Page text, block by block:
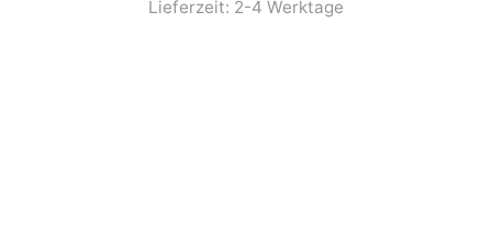
Lieferzeit: 2-4 Werktage